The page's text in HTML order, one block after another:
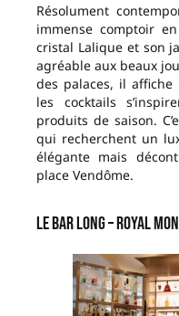
Résolument
immense comptoir
cristal Lalique et son
agréable aux beaux
des palaces, il
les cocktails
produits de saison.
qui recherchent un
élégante mais
place Vendôme.
Le Bar Long – Royal